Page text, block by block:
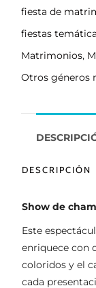
fiesta de
fiestas
Matrimonios,
Otros géneros
DESCRIPCIÓN
Show de
Este
enriquece con
coloridos y el
cada